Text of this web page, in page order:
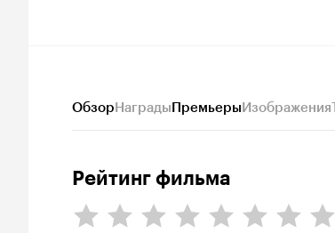
ОбзорНаградыПремьерыИзображения
Рейтинг фильма